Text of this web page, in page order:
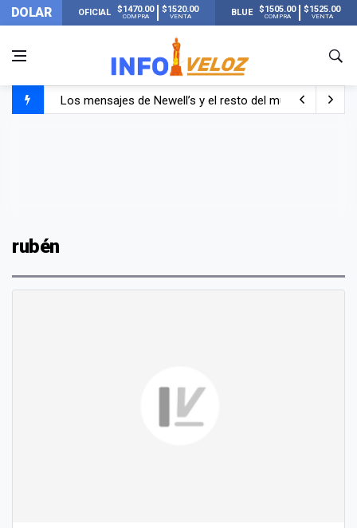
DOLAR OFICIAL $1470.00
COMPRA
$1520.00
VENTA BLUE $1505.00
COMPRA
$1525.00
VENTA
Los mensajes de Newell’s y el resto del mundo del
rubén